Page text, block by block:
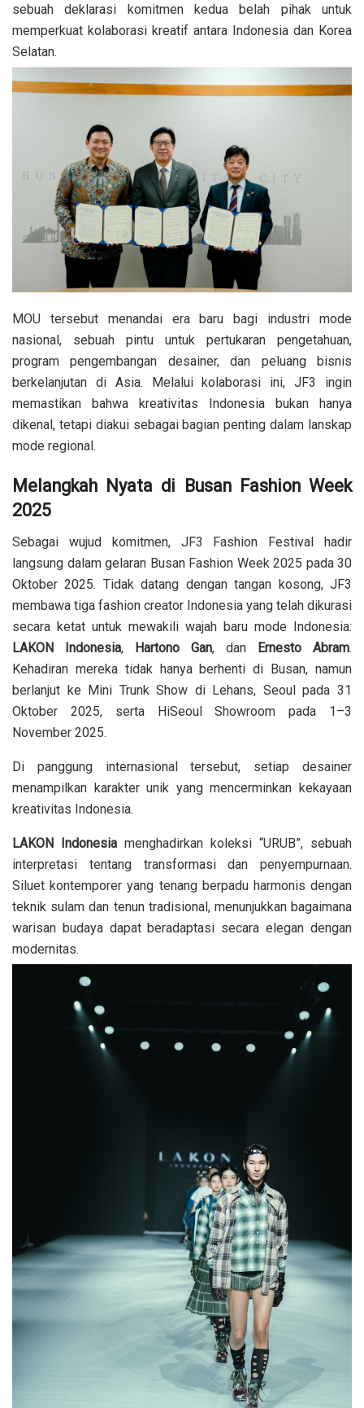
sebuah deklarasi komitmen kedua belah pihak untuk
memperkuat kolaborasi kreatif antara Indonesia dan Korea
Selatan.
MOU tersebut menandai era baru bagi industri mode
nasional, sebuah pintu untuk pertukaran pengetahuan,
program pengembangan desainer, dan peluang bisnis
berkelanjutan di Asia. Melalui kolaborasi ini, JF3 ingin
memastikan bahwa kreativitas Indonesia bukan hanya
dikenal, tetapi diakui sebagai bagian penting dalam lanskap
mode regional.
Melangkah Nyata di Busan Fashion Week
2025
Sebagai wujud komitmen, JF3 Fashion Festival hadir
langsung dalam gelaran Busan Fashion Week 2025 pada 30
Oktober 2025. Tidak datang dengan tangan kosong, JF3
membawa tiga fashion creator Indonesia yang telah dikurasi
secara ketat untuk mewakili wajah baru mode Indonesia:
LAKON Indonesia, Hartono Gan, dan Ernesto Abram.
Kehadiran mereka tidak hanya berhenti di Busan, namun
berlanjut ke Mini Trunk Show di Lehans, Seoul pada 31
Oktober 2025, serta HiSeoul Showroom pada 1–3
November 2025.
Di panggung internasional tersebut, setiap desainer
menampilkan karakter unik yang mencerminkan kekayaan
kreativitas Indonesia.
LAKON Indonesia menghadirkan koleksi “URUB”, sebuah
interpretasi tentang transformasi dan penyempurnaan.
Siluet kontemporer yang tenang berpadu harmonis dengan
teknik sulam dan tenun tradisional, menunjukkan bagaimana
warisan budaya dapat beradaptasi secara elegan dengan
modernitas.